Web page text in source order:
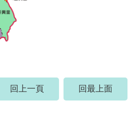
回上一頁 回最上面